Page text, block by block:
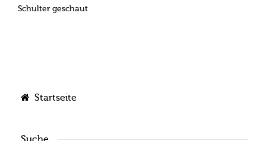
Schulter geschaut
Startseite